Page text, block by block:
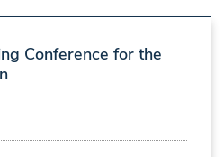
Conference for the